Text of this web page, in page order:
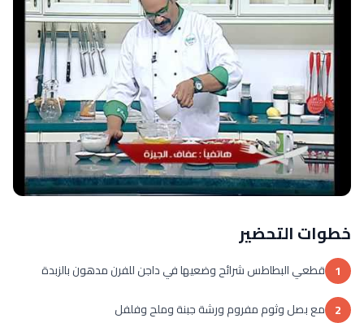
خطوات التحضير
1 قطعي البطاطس شرائح وضعيها في داجن للفرن مدهون بالزبدة
2 مع بصل وثوم مفروم ورشة جبنة وملح وفلفل